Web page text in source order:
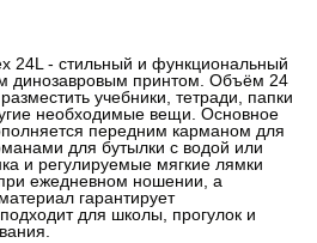
24L - стильный и функциональный
динозавровым принтом. Объём 24
учебники, тетради, папки
необходимые вещи. Основное
передним карманом для
для бутылки с водой или
и регулируемые мягкие лямки
ежедневном ношении, а
гарантирует
для школы, прогулок и